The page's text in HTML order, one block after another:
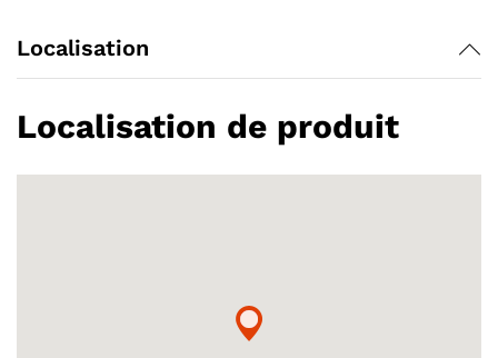
Localisation
Localisation de produit